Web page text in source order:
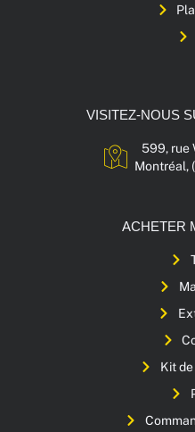
VISITEZ-NOUS
599, rue
Montréal,
ACHETER
Kit